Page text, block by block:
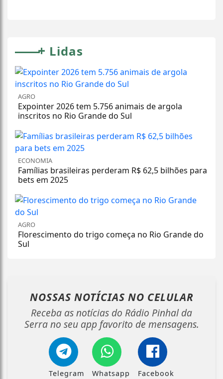
+ Lidas
AGRO
Expointer 2026 tem 5.756 animais de argola
inscritos no Rio Grande do Sul
ECONOMIA
Famílias brasileiras perderam R$ 62,5 bilhões para
bets em 2025
AGRO
Florescimento do trigo começa no Rio Grande do
Sul
NOSSAS NOTÍCIAS NO CELULAR
Receba as notícias do Rádio Pinhal da
Serra no seu app favorito de mensagens.
Telegram Whatsapp Facebook